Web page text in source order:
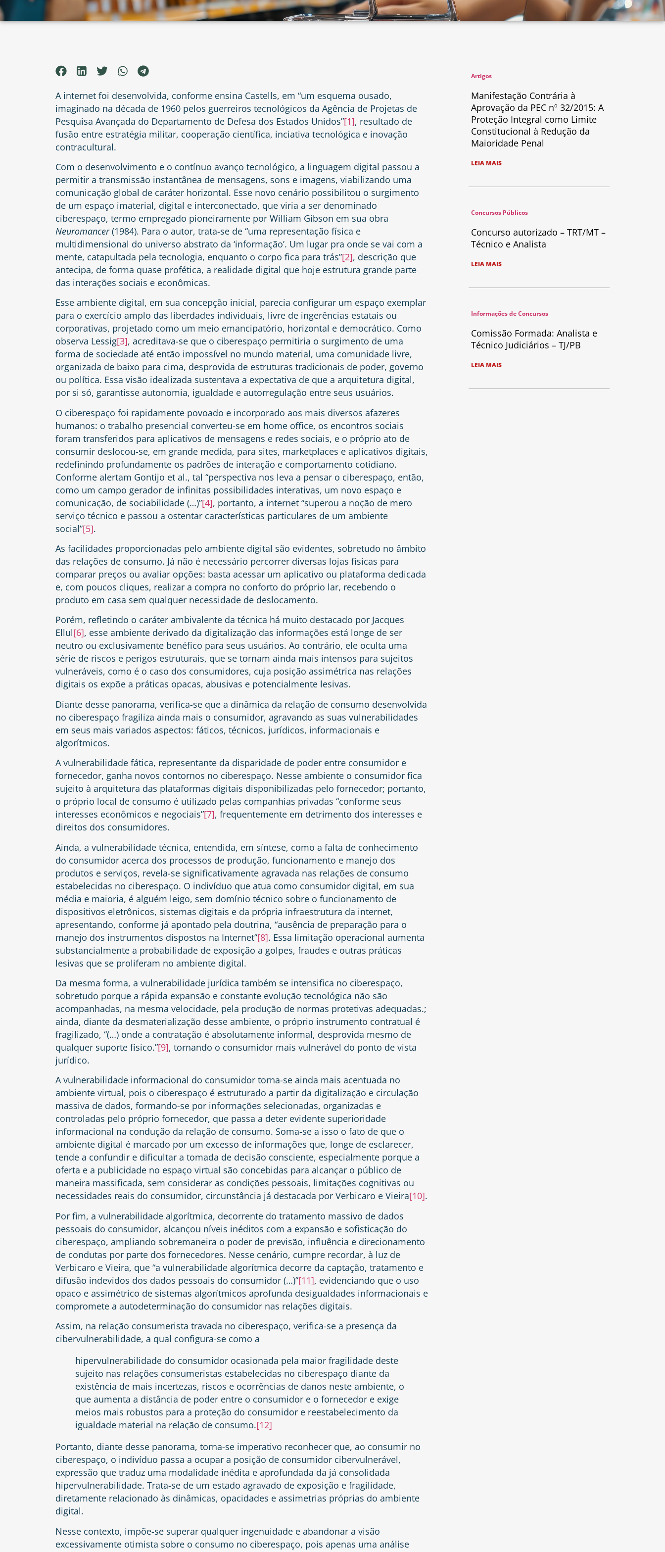
A internet foi desenvolvida, conforme ensina Castells, em “um esquema ousado,
imaginado na década de 1960 pelos guerreiros tecnológicos da Agência de Projetas de
Pesquisa Avançada do Departamento de Defesa dos Estados Unidos”[1], resultado de
fusão entre estratégia militar, cooperação científica, inciativa tecnológica e inovação
contracultural.
Com o desenvolvimento e o contínuo avanço tecnológico, a linguagem digital passou a
permitir a transmissão instantânea de mensagens, sons e imagens, viabilizando uma
comunicação global de caráter horizontal. Esse novo cenário possibilitou o surgimento
de um espaço imaterial, digital e interconectado, que viria a ser denominado
ciberespaço, termo empregado pioneiramente por William Gibson em sua obra
Neuromancer(1984). Para o autor, trata-se de “uma representação física e
multidimensional do universo abstrato da ‘informação’. Um lugar pra onde se vai com a
mente, catapultada pela tecnologia, enquanto o corpo fica para trás”[2], descrição que
antecipa, de forma quase profética, a realidade digital que hoje estrutura grande parte
das interações sociais e econômicas.
Esse ambiente digital, em sua concepção inicial, parecia configurar um espaço exemplar
para o exercício amplo das liberdades individuais, livre de ingerências estatais ou
corporativas, projetado como um meio emancipatório, horizontal e democrático. Como
observa Lessig[3], acreditava-se que o ciberespaço permitiria o surgimento de uma
forma de sociedade até então impossível no mundo material, uma comunidade livre,
organizada de baixo para cima, desprovida de estruturas tradicionais de poder, governo
ou política. Essa visão idealizada sustentava a expectativa de que a arquitetura digital,
por si só, garantisse autonomia, igualdade e autorregulação entre seus usuários.
O ciberespaço foi rapidamente povoado e incorporado aos mais diversos afazeres
humanos: o trabalho presencial converteu-se em home office, os encontros sociais
foram transferidos para aplicativos de mensagens e redes sociais, e o próprio ato de
consumir deslocou-se, em grande medida, para sites, marketplaces e aplicativos digitais,
redefinindo profundamente os padrões de interação e comportamento cotidiano.
Conforme alertam Gontijo et al., tal “perspectiva nos leva a pensar o ciberespaço, então,
como um campo gerador de infinitas possibilidades interativas, um novo espaço e
comunicação, de sociabilidade (…)”[4], portanto, a internet “superou a noção de mero
serviço técnico e passou a ostentar características particulares de um ambiente
social”[5].
As facilidades proporcionadas pelo ambiente digital são evidentes, sobretudo no âmbito
das relações de consumo. Já não é necessário percorrer diversas lojas físicas para
comparar preços ou avaliar opções: basta acessar um aplicativo ou plataforma dedicada
e, com poucos cliques, realizar a compra no conforto do próprio lar, recebendo o
produto em casa sem qualquer necessidade de deslocamento.
Porém, refletindo o caráter ambivalente da técnica há muito destacado por Jacques
Ellul[6], esse ambiente derivado da digitalização das informações está longe de ser
neutro ou exclusivamente benéfico para seus usuários. Ao contrário, ele oculta uma
série de riscos e perigos estruturais, que se tornam ainda mais intensos para sujeitos
vulneráveis, como é o caso dos consumidores, cuja posição assimétrica nas relações
digitais os expõe a práticas opacas, abusivas e potencialmente lesivas.
Diante desse panorama, verifica-se que a dinâmica da relação de consumo desenvolvida
no ciberespaço fragiliza ainda mais o consumidor, agravando as suas vulnerabilidades
em seus mais variados aspectos: fáticos, técnicos, jurídicos, informacionais e
algorítmicos.
A vulnerabilidade fática, representante da disparidade de poder entre consumidor e
fornecedor, ganha novos contornos no ciberespaço. Nesse ambiente o consumidor fica
sujeito à arquitetura das plataformas digitais disponibilizadas pelo fornecedor; portanto,
o próprio local de consumo é utilizado pelas companhias privadas “conforme seus
interesses econômicos e negociais”[7], frequentemente em detrimento dos interesses e
direitos dos consumidores.
Ainda, a vulnerabilidade técnica, entendida, em síntese, como a falta de conhecimento
do consumidor acerca dos processos de produção, funcionamento e manejo dos
produtos e serviços, revela-se significativamente agravada nas relações de consumo
estabelecidas no ciberespaço. O indivíduo que atua como consumidor digital, em sua
média e maioria, é alguém leigo, sem domínio técnico sobre o funcionamento de
dispositivos eletrônicos, sistemas digitais e da própria infraestrutura da internet,
apresentando, conforme já apontado pela doutrina, “ausência de preparação para o
manejo dos instrumentos dispostos na Internet”[8]. Essa limitação operacional aumenta
substancialmente a probabilidade de exposição a golpes, fraudes e outras práticas
lesivas que se proliferam no ambiente digital.
Da mesma forma, a vulnerabilidade jurídica também se intensifica no ciberespaço,
sobretudo porque a rápida expansão e constante evolução tecnológica não são
acompanhadas, na mesma velocidade, pela produção de normas protetivas adequadas.;
ainda, diante da desmaterialização desse ambiente, o próprio instrumento contratual é
fragilizado, “(…) onde a contratação é absolutamente informal, desprovida mesmo de
qualquer suporte físico.”[9], tornando o consumidor mais vulnerável do ponto de vista
jurídico.
A vulnerabilidade informacional do consumidor torna-se ainda mais acentuada no
ambiente virtual, pois o ciberespaço é estruturado a partir da digitalização e circulação
massiva de dados, formando-se por informações selecionadas, organizadas e
controladas pelo próprio fornecedor, que passa a deter evidente superioridade
informacional na condução da relação de consumo. Soma-se a isso o fato de que o
ambiente digital é marcado por um excesso de informações que, longe de esclarecer,
tende a confundir e dificultar a tomada de decisão consciente, especialmente porque a
oferta e a publicidade no espaço virtual são concebidas para alcançar o público de
maneira massificada, sem considerar as condições pessoais, limitações cognitivas ou
necessidades reais do consumidor, circunstância já destacada por Verbicaro e Vieira[10].
Por fim, a vulnerabilidade algorítmica, decorrente do tratamento massivo de dados
pessoais do consumidor, alcançou níveis inéditos com a expansão e sofisticação do
ciberespaço, ampliando sobremaneira o poder de previsão, influência e direcionamento
de condutas por parte dos fornecedores. Nesse cenário, cumpre recordar, à luz de
Verbicaro e Vieira, que “a vulnerabilidade algorítmica decorre da captação, tratamento e
difusão indevidos dos dados pessoais do consumidor (…)”[11], evidenciando que o uso
opaco e assimétrico de sistemas algorítmicos aprofunda desigualdades informacionais e
compromete a autodeterminação do consumidor nas relações digitais.
Assim, na relação consumerista travada no ciberespaço, verifica-se a presença da
cibervulnerabilidade, a qual configura-se como a
hipervulnerabilidade do consumidor ocasionada pela maior fragilidade deste
sujeito nas relações consumeristas estabelecidas no ciberespaço diante da
existência de mais incertezas, riscos e ocorrências de danos neste ambiente, o
que aumenta a distância de poder entre o consumidor e o fornecedor e exige
meios mais robustos para a proteção do consumidor e reestabelecimento da
igualdade material na relação de consumo.[12]
Portanto, diante desse panorama, torna-se imperativo reconhecer que, ao consumir no
ciberespaço, o indivíduo passa a ocupar a posição de consumidor cibervulnerável,
expressão que traduz uma modalidade inédita e aprofundada da já consolidada
hipervulnerabilidade. Trata-se de um estado agravado de exposição e fragilidade,
diretamente relacionado às dinâmicas, opacidades e assimetrias próprias do ambiente
digital.
Nesse contexto, impõe-se superar qualquer ingenuidade e abandonar a visão
excessivamente otimista sobre o consumo no ciberespaço, pois apenas uma análise
Artigos
Manifestação Contrária à
Aprovação da PEC nº 32/2015: A
Proteção Integral como Limite
Constitucional à Redução da
Maioridade Penal
LEIA MAIS
Concursos Públicos
Concurso autorizado – TRT/MT –
Técnico e Analista
LEIA MAIS
Informações de Concursos
Comissão Formada: Analista e
Técnico Judiciários – TJ/PB
LEIA MAIS